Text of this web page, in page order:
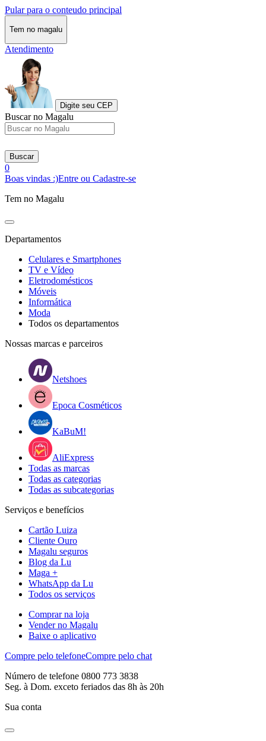
Pular para o conteudo principal
Tem no magalu
Atendimento
Digite seu CEP
Buscar no Magalu
Buscar
0
Boas vindas :)Entre ou Cadastre-se
Tem no Magalu
Departamentos
Celulares e Smartphones
TV e Vídeo
Eletrodomésticos
Móveis
Informática
Moda
Todos os departamentos
Nossas marcas e parceiros
Netshoes
Epoca Cosméticos
KaBuM!
AliExpress
Todas as marcas
Todas as categorias
Todas as subcategorias
Serviços e benefícios
Cartão Luiza
Cliente Ouro
Magalu seguros
Blog da Lu
Maga +
WhatsApp da Lu
Todos os serviços
Comprar na loja
Vender no Magalu
Baixe o aplicativo
Compre pelo telefoneCompre pelo chat
Número de telefone 0800 773 3838
Seg. à Dom. exceto feriados das 8h às 20h
Sua conta